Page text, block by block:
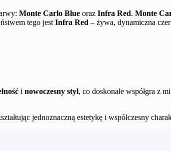
Monte Carlo Blue oraz Infra Red. Monte
tego jest Infra Red – żywa, dynamiczna
i nowoczesny styl, co doskonale współgra z
jednoznaczną estetykę i współczesny